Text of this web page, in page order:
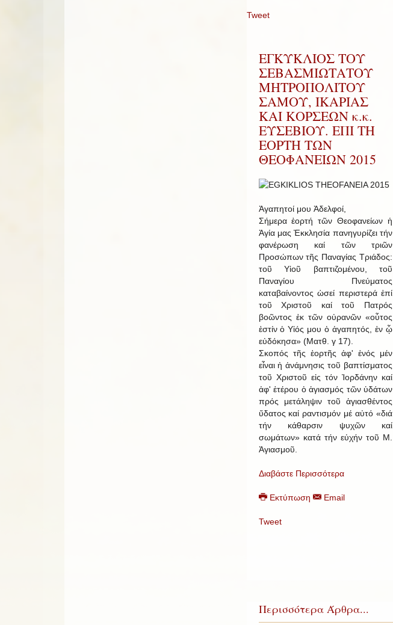
Tweet
ΕΓΚΥΚΛΙΟΣ ΤΟΥ
ΣΕΒΑΣΜΙΩΤΑΤΟΥ
ΜΗΤΡΟΠΟΛΙΤΟΥ
ΣΑΜΟΥ, ΙΚΑΡΙΑΣ
ΚΑΙ ΚΟΡΣΕΩΝ κ.κ.
ΕΥΣΕΒΙΟΥ. ΕΠΙ ΤΗ
ΕΟΡΤΗ ΤΩΝ
ΘΕΟΦΑΝΕΙΩΝ 2015
Ἀγαπητοί μου Ἀδελφοί,
Σήμερα ἑορτή τῶν Θεοφανείων ἡ
Ἁγία μας Ἐκκλησία πανηγυρίζει τήν
φανέρωση καί τῶν τριῶν
Προσώπων τῆς Παναγίας Τριάδος:
τοῦ Υἱοῦ βαπτιζομένου, τοῦ
Παναγίου Πνεύματος
καταβαίνοντος ὡσεί περιστερά ἐπί
τοῦ Χριστοῦ καί τοῦ Πατρός
βοῶντος ἐκ τῶν οὐρανῶν «οὗτος
ἐστίν ὁ Υἱός μου ὁ ἀγαπητός, ἐν ᾧ
εὐδόκησα» (Ματθ. γ 17).
Σκοπός τῆς ἑορτῆς ἀφ' ἑνός μέν
εἶναι ἡ ἀνάμνησις τοῦ βαπτίσματος
τοῦ Χριστοῦ εἰς τόν Ἰορδάνην καί
ἀφ' ἑτέρου ὁ ἁγιασμός τῶν ὑδάτων
πρός μετάληψιν τοῦ ἁγιασθέντος
ὕδατος καί ραντισμόν μέ αὐτό «διά
τήν κάθαρσιν ψυχῶν καί
σωμάτων» κατά τήν εὐχήν τοῦ Μ.
Ἁγιασμοῦ.
Διαβάστε Περισσότερα
Εκτύπωση Email
Tweet
Περισσότερα Άρθρα...